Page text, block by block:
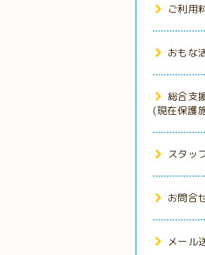
ご利用
おもな
総合支
(現在保護
スタッ
お問合
メール